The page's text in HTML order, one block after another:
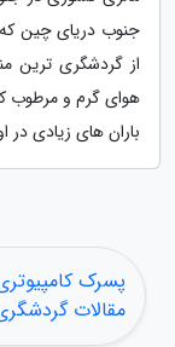
از گردشگری ترین
باران های زیادی در
پسرک
مقالات